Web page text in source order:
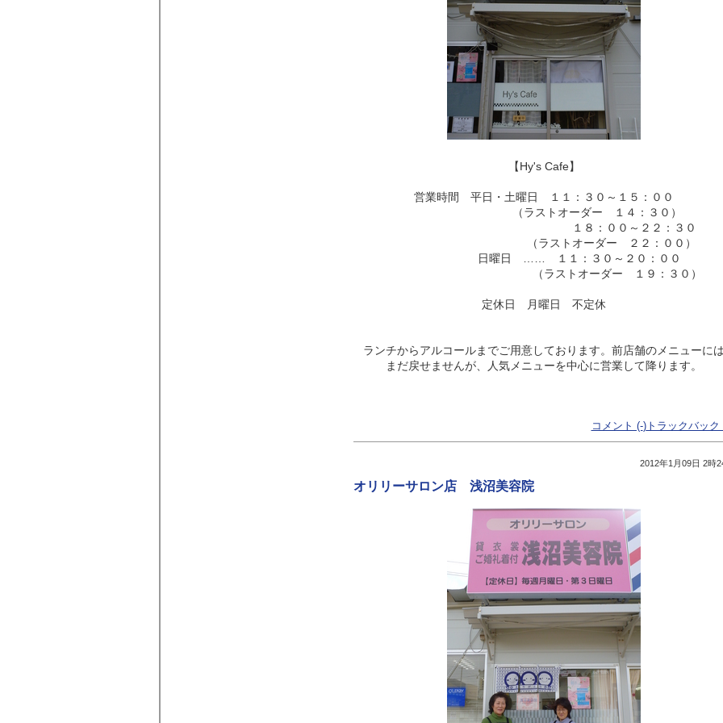
【Hy's Cafe】
営業時間 平日・土曜日 １１：３０～１５：００
（ラストオーダー １４：３０）
１８：００～２２：３０
（ラストオーダー ２２：００）
日曜日 …… １１：３０～２０：００
（ラストオーダー １９：３０）
定休日 月曜日 不定休
ランチからアルコールまでご用意しております。前店舗のメニューに
まだ戻せませんが、人気メニューを中心に営業して降ります。
コメント (-)トラックバック
2012年1月09日 2時
オリリーサロン店 浅沼美容院